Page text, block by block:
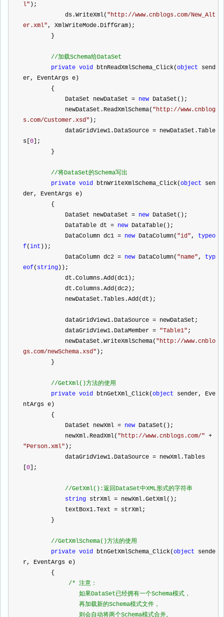
l" );
            ds.WriteXml(
"http://www.cnblogs.com/New_Alt
er.xml", XmlWriteMode.DiffGram);
        }
//加载Schema给DataSet
private void btnReadXmlSchema_Click(object send
er, EventArgs e)
        {
            DataSet newDataSet
= new DataSet();
            newDataSet.ReadXmlSchema(
"http://www.cnblog
s.com/Customer.xsd" );
            dataGridView1.DataSource
= newDataSet.Table
s[ 0 ];
        }
//将DataSet的Schema写出
private void btnWriteXmlSchema_Click(object sen
der, EventArgs e)
        {
            DataSet newDataSet
= new DataSet();
            DataTable dt
= new DataTable();
            DataColumn dc1
= new DataColumn( "id", typeo
f(int ));
            DataColumn dc2
= new DataColumn( "name", typ
eof( string ));
            dt.Columns.Add(dc1);
            dt.Columns.Add(dc2);
            newDataSet.Tables.Add(dt);
            dataGridView1.DataSource
= newDataSet;
            dataGridView1.DataMember
= "Table1" ;
            newDataSet.WriteXmlSchema(
"http://www.cnblo
gs.com/newSchema.xsd" );
        }
//GetXml()方法的使用
private void btnGetXml_Click(object sender, Eve
ntArgs e)
        {
            DataSet newXml
= new DataSet();
            newXml.ReadXml(
"http://www.cnblogs.com/" +
"Person.xml" );
            dataGridView1.DataSource
= newXml.Tables
0 ];
//GetXml():返回DataSet中XML形式的字符串
string strXml = newXml.GetXml();
            textBox1.Text
= strXml;
        }
//GetXmlSchema()方法的使用
private void btnGetXmlSchema_Click(object sende
r, EventArgs e)
        {
/* 注意：
                如果DataSet已经拥有一个Schema模式，
                再加载新的Schema模式文件，
                则会自动将两个Schema模式合并。